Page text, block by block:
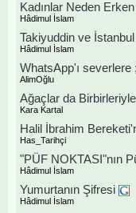
Kadınlar Neden
Hâdimul İslam
Takiyuddin ve İstanbul
Hâdimul İslam
WhatsApp'ı severlere
AlimOğlu
Ağaçlar da
Kara Kartal
Halil İbrahim
Has_Tarihçi
"PÜF NOKTASI"nın
Hâdimul İslam
Yumurtanın Şifresi
Hâdimul İslam